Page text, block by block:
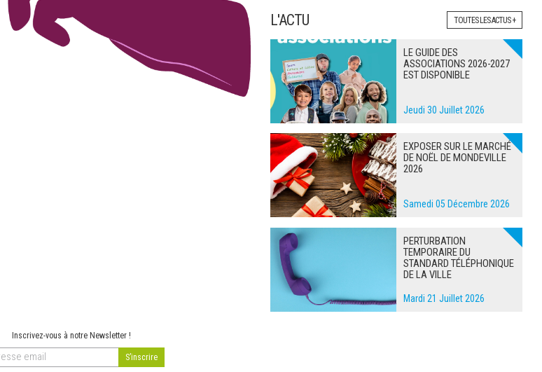
L'ACTU TOUTES LES ACTUS +
LE GUIDE DES
ASSOCIATIONS 2026-2027
EST DISPONIBLE
Jeudi 30 Juillet 2026
EXPOSER SUR LE MARCHÉ
DE NOËL DE MONDEVILLE
2026
Samedi 05 Décembre 2026
PERTURBATION
TEMPORAIRE DU
STANDARD TÉLÉPHONIQUE
DE LA VILLE
Mardi 21 Juillet 2026
Inscrivez-vous à notre Newsletter !